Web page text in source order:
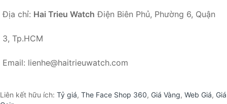
Địa chỉ: Hai Trieu Watch Điện Biên Phủ, Phường 6, Quận
3, Tp.HCM
Email: lienhe@haitrieuwatch.com
Liên kết hữu ích: Tỷ giá, The Face Shop 360, Giá Vàng, Web Giá, Giá